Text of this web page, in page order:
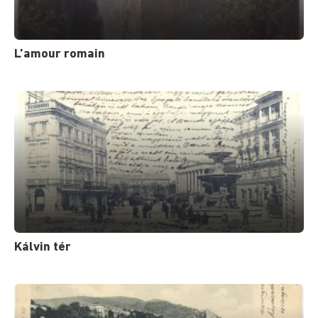
L’amour romain
Kálvin tér